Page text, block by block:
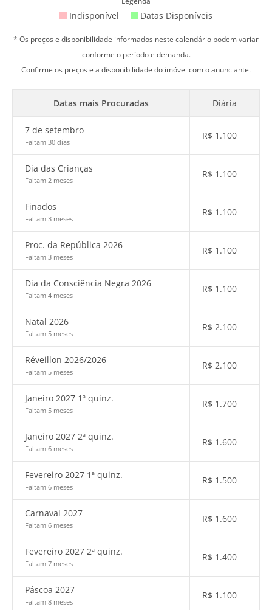
Indisponível Datas Disponíveis
* Os preços e disponibilidade informados neste calendário podem variar
conforme o período e demanda.
Confirme os preços e a disponibilidade do imóvel com o anunciante.
Datas mais Procuradas Diária
7 de setembro
Faltam 30 dias
R$ 1.100
Dia das Crianças
Faltam 2 meses
R$ 1.100
Finados
Faltam 3 meses
R$ 1.100
Proc. da República 2026
Faltam 3 meses
R$ 1.100
Dia da Consciência Negra 2026
Faltam 4 meses
R$ 1.100
Natal 2026
Faltam 5 meses
R$ 2.100
Réveillon 2026/2026
Faltam 5 meses
R$ 2.100
Janeiro 2027 1ª quinz.
Faltam 5 meses
R$ 1.700
Janeiro 2027 2ª quinz.
Faltam 6 meses
R$ 1.600
Fevereiro 2027 1ª quinz.
Faltam 6 meses
R$ 1.500
Carnaval 2027
Faltam 6 meses
R$ 1.600
Fevereiro 2027 2ª quinz.
Faltam 7 meses
R$ 1.400
Páscoa 2027
Faltam 8 meses
R$ 1.100